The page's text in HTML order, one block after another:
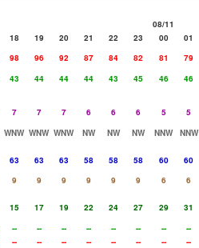
08/11
18 19 20 21 22 23 00 01
98 96 92 87 84 82 81 79
43 44 44 44 43 45 46 46
7 7 7 6 6 6 5 5
WNW WNW WNW NW NW NW NNW NNW
63 63 63 58 58 58 60 60
9 9 9 9 9 9 6 6
15 17 19 22 24 27 29 31
-- -- -- -- -- -- -- --
-- -- -- -- -- -- -- --